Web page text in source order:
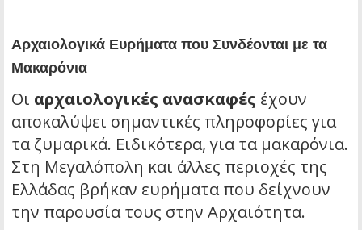
Αρχαιολογικά Ευρήματα που Συνδέονται με τα
Μακαρόνια
Οι αρχαιολογικές ανασκαφές έχουν
αποκαλύψει σημαντικές πληροφορίες για
τα ζυμαρικά. Ειδικότερα, για τα μακαρόνια.
Στη Μεγαλόπολη και άλλες περιοχές της
Ελλάδας βρήκαν ευρήματα που δείχνουν
την παρουσία τους στην Αρχαιότητα.